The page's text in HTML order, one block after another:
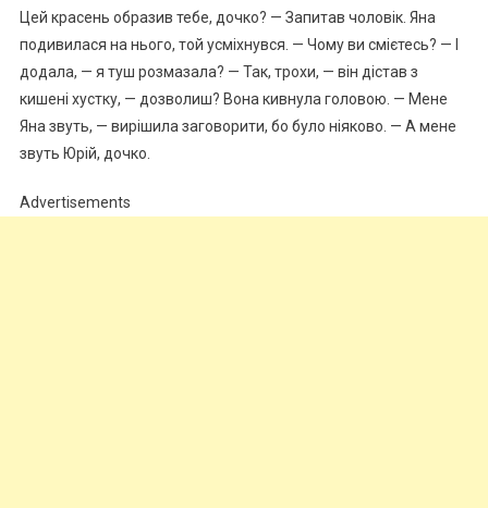
Цей красень образив тебе, дочко? — Запитав чоловік. Яна
подивилася на нього, той усміхнувся. — Чому ви смієтесь? — І
додала, — я туш розмазала? — Так, трохи, — він дістав з
кишені хустку, — дозволиш? Вона кивнула головою. — Мене
Яна звуть, — вирішила заговорити, бо було ніяково. — А мене
звуть Юрій, дочко.
Advertisements